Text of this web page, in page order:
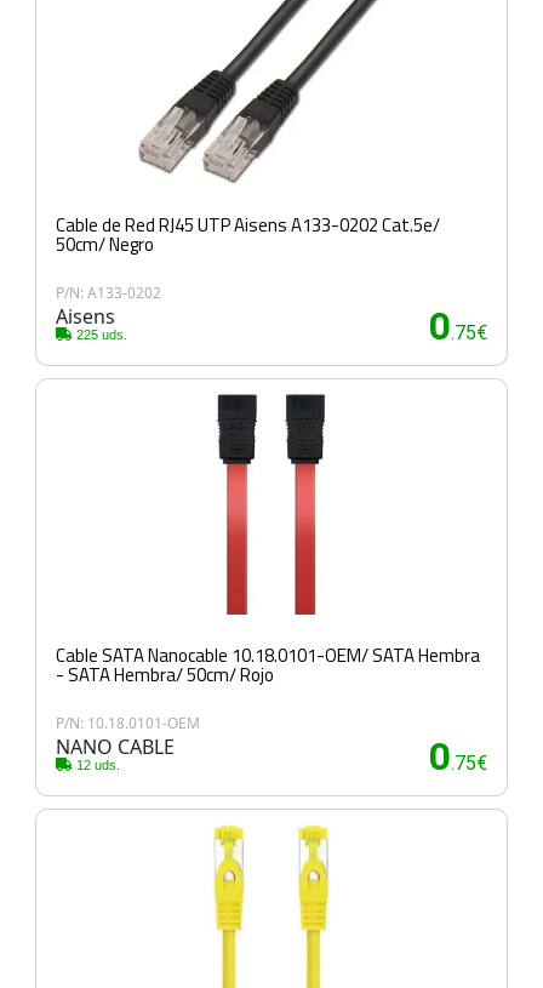
Cable de Red RJ45 UTP Aisens A133-0202 Cat.5e/
50cm/ Negro
P/N: A133-0202
Aisens
225 uds. 0.75€
Cable SATA Nanocable 10.18.0101-OEM/ SATA Hembra
- SATA Hembra/ 50cm/ Rojo
P/N: 10.18.0101-OEM
NANO CABLE
12 uds. 0.75€